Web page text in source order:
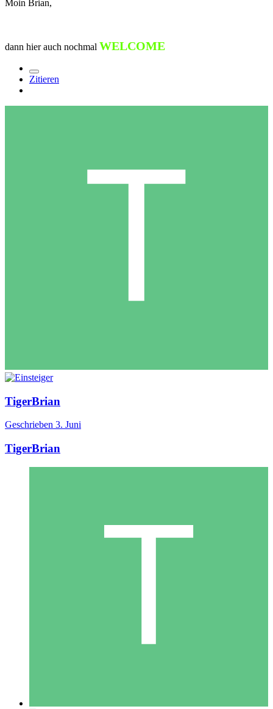
Moin Brian,
dann hier auch nochmal WELCOME
Zitieren
TigerBrian
Geschrieben 3. Juni
TigerBrian